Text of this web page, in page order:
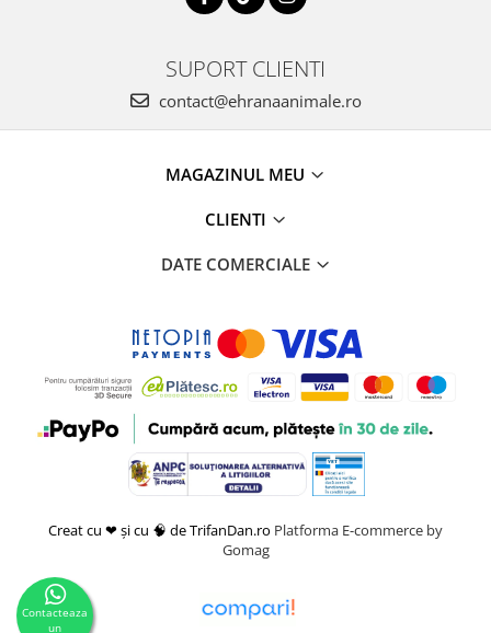
SUPORT CLIENTI
contact@ehranaanimale.ro
MAGAZINUL MEU
CLIENTI
DATE COMERCIALE
Creat cu ❤ și cu 🧠 de TrifanDan.ro Platforma E-commerce by
Gomag
Contacteaza
un